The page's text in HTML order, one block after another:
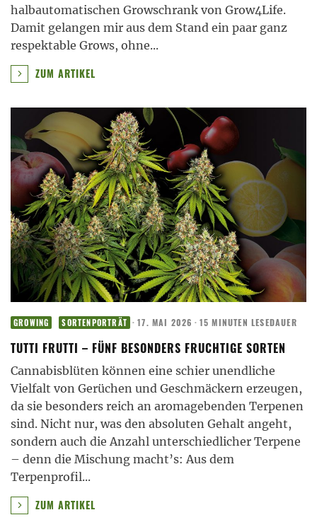
halbautomatischen Growschrank von Grow4Life.
Damit gelangen mir aus dem Stand ein paar ganz
respektable Grows, ohne...
ZUM ARTIKEL
GROWING SORTENPORTRÄT · 17. MAI 2026 · 15 MINUTEN LESEDAUER
TUTTI FRUTTI – FÜNF BESONDERS FRUCHTIGE SORTEN
Cannabisblüten können eine schier unendliche
Vielfalt von Gerüchen und Geschmäckern erzeugen,
da sie besonders reich an aromagebenden Terpenen
sind. Nicht nur, was den absoluten Gehalt angeht,
sondern auch die Anzahl unterschiedlicher Terpene
– denn die Mischung macht’s: Aus dem
Terpenprofil...
ZUM ARTIKEL